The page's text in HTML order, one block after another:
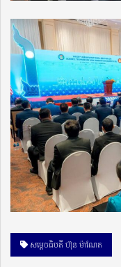
សម្ដេចធិបតី ហ៊ុន ម៉ាណែត